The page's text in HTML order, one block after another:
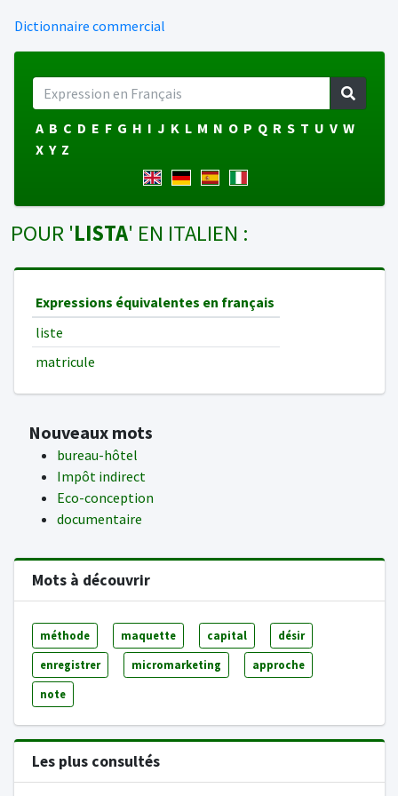
Dictionnaire commercial
A B C D E F G H I J K L M N O P Q R S T U V W
X Y Z
POUR 'LISTA' EN ITALIEN :
Expressions équivalentes en français
liste
matricule
Nouveaux mots
bureau-hôtel
Impôt indirect
Eco-conception
documentaire
Mots à découvrir
méthode maquette capital désir
enregistrer micromarketing approche
note
Les plus consultés